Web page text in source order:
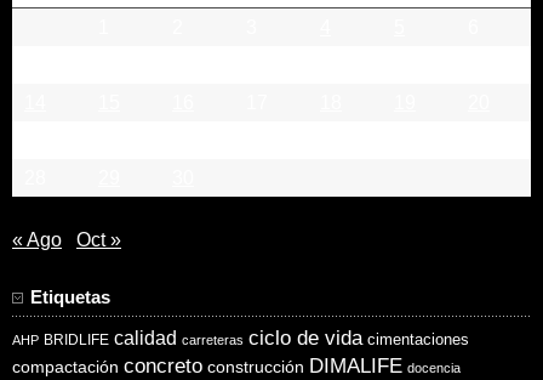
« Ago Oct »
Etiquetas
AHP BRIDLIFE calidad carreteras ciclo de vida cimentaciones
compactación concreto construcción DIMALIFE docencia